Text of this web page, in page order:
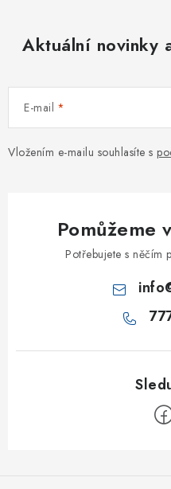
Aktuální novinky
E-mail
Vložením e-mailu souhlasíte s
Pomůžeme
Potřebujete s něčím
info